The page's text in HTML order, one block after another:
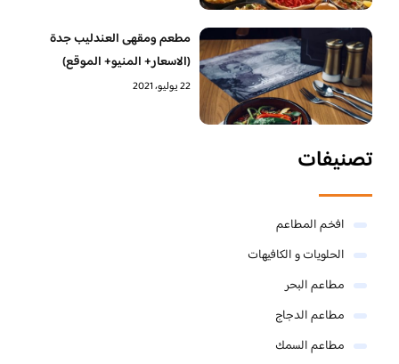
مطعم ومقهى العندليب جدة
(الاسعار+ المنيو+ الموقع)
22 يوليو، 2021
تصنيفات
افخم المطاعم
الحلويات و الكافيهات ‎
مطاعم البحر
مطاعم الدجاج
مطاعم السمك